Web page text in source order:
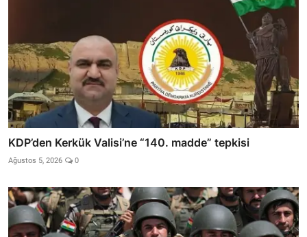
KDP’den Kerkük Valisi’ne “140. madde” tepkisi
Ağustos 5, 2026 0